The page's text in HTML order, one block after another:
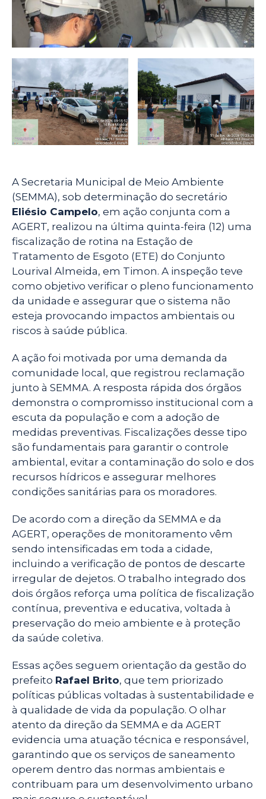
A Secretaria Municipal de Meio Ambiente
(SEMMA), sob determinação do secretário
Eliésio Campelo, em ação conjunta com a
AGERT, realizou na última quinta-feira (12) uma
fiscalização de rotina na Estação de
Tratamento de Esgoto (ETE) do Conjunto
Lourival Almeida, em Timon. A inspeção teve
como objetivo verificar o pleno funcionamento
da unidade e assegurar que o sistema não
esteja provocando impactos ambientais ou
riscos à saúde pública.
A ação foi motivada por uma demanda da
comunidade local, que registrou reclamação
junto à SEMMA. A resposta rápida dos órgãos
demonstra o compromisso institucional com a
escuta da população e com a adoção de
medidas preventivas. Fiscalizações desse tipo
são fundamentais para garantir o controle
ambiental, evitar a contaminação do solo e dos
recursos hídricos e assegurar melhores
condições sanitárias para os moradores.
De acordo com a direção da SEMMA e da
AGERT, operações de monitoramento vêm
sendo intensificadas em toda a cidade,
incluindo a verificação de pontos de descarte
irregular de dejetos. O trabalho integrado dos
dois órgãos reforça uma política de fiscalização
contínua, preventiva e educativa, voltada à
preservação do meio ambiente e à proteção
da saúde coletiva.
Essas ações seguem orientação da gestão do
prefeito Rafael Brito, que tem priorizado
políticas públicas voltadas à sustentabilidade e
à qualidade de vida da população. O olhar
atento da direção da SEMMA e da AGERT
evidencia uma atuação técnica e responsável,
garantindo que os serviços de saneamento
operem dentro das normas ambientais e
contribuam para um desenvolvimento urbano